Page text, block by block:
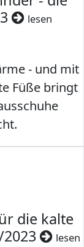
lesen
- und mit
Füße bringt
die kalte
lesen